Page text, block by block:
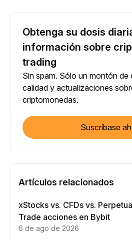
Obtenga su dosis
información sobre
trading
Sin spam. Sólo un montón
calidad y actualizaciones
criptomonedas.
Suscríbase
Artículos relacionados
xStocks vs. CFDs vs.
Trade acciones en Bybit
6 de ago de 2026